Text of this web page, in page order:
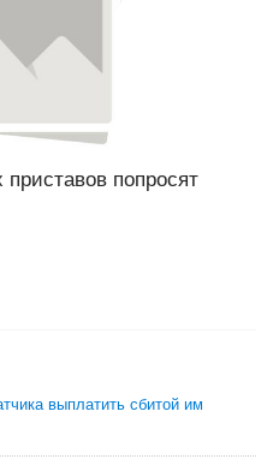
попросят
выплатить сбитой им